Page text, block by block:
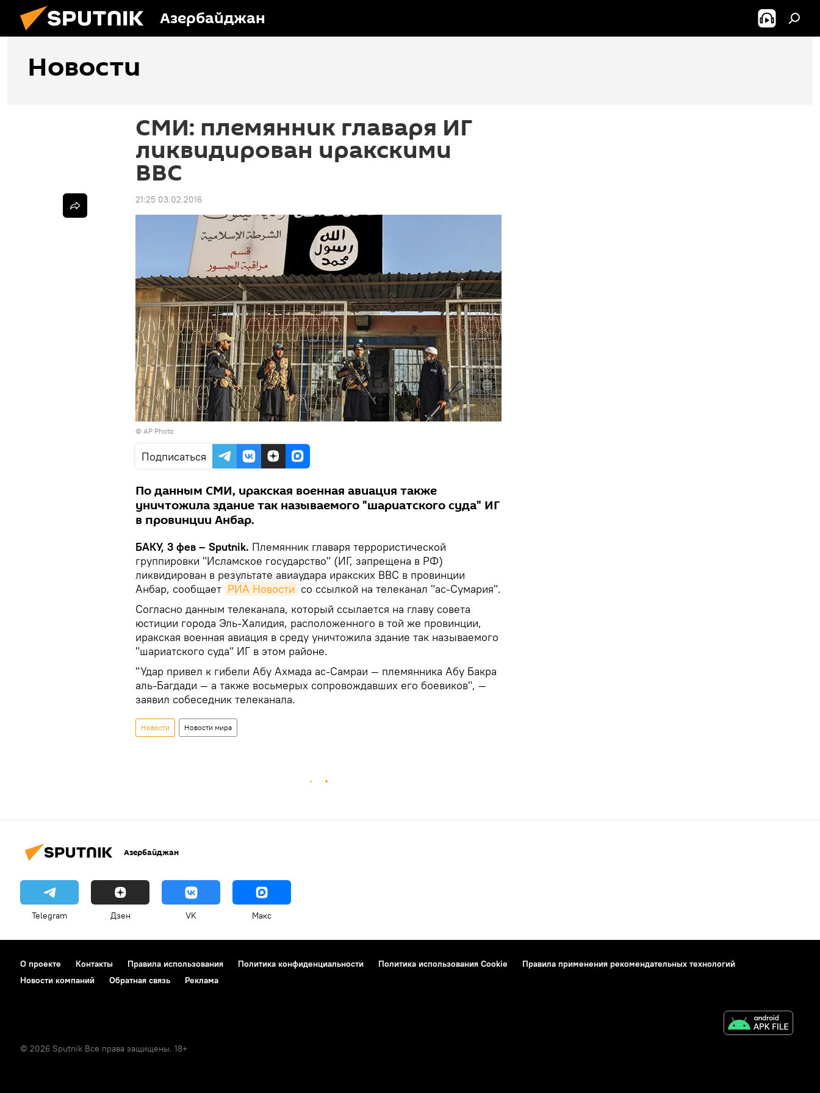
Азербайджан
Новости
СМИ: племянник главаря ИГ
ликвидирован иракскими
ВВС
21:25 03.02.2016
© AP Photo
Подписаться
По данным СМИ, иракская военная авиация также
уничтожила здание так называемого "шариатского суда" ИГ
в провинции Анбар.
БАКУ, 3 фев – Sputnik. Племянник главаря террористической
группировки "Исламское государство" (ИГ, запрещена в РФ)
ликвидирован в результате авиаудара иракских ВВС в провинции
Анбар, сообщает РИА Новости со ссылкой на телеканал "ас-Сумария".
Согласно данным телеканала, который ссылается на главу совета
юстиции города Эль-Халидия, расположенного в той же провинции,
иракская военная авиация в среду уничтожила здание так называемого
"шариатского суда" ИГ в этом районе.
"Удар привел к гибели Абу Ахмада ас-Самраи — племянника Абу Бакра
аль-Багдади — а также восьмерых сопровождавших его боевиков", —
заявил собеседник телеканала.
Новости Новости мира
Азербайджан
Telegram Дзен VK Макс
О проекте Контакты Правила использования Политика конфиденциальности Политика использования Cookie
Правила применения рекомендательных технологий
Новости компаний
Обратная связь Реклама
© 2026 Sputnik Все права защищены. 18+